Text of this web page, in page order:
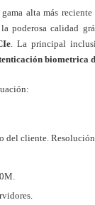
alta más
poderosa calidad
. La principal
biometrica
del cliente.